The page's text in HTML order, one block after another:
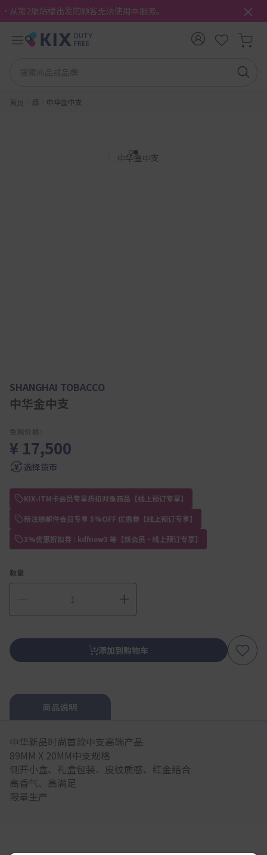
・从第2航站楼出发的顾客无法使用本服务。
首页 烟 中华金中支
12
SHANGHAI TOBACCO
中华金中支
¥ 17,500
选择货币
KIX-ITM卡会员专享折扣对象商品【线上预订专享】
新注册邮件会员专享 5%OFF 优惠券【线上预订专享】
3%优惠折扣券 : kdfnew3 等【新会员・线上预订专享】
数量
添加到购物车
商品说明
中华新品时尚首款中支高端产品
89MM X 20MM中支规格
侧开小盒、礼盒包装、皮纹质感、红金结合
高香气、高满足
限量生产